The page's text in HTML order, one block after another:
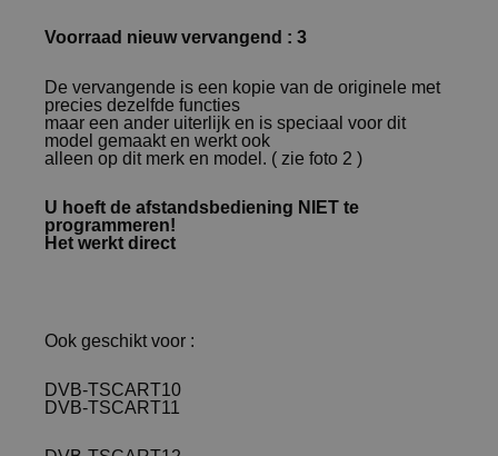
Voorraad nieuw vervangend : 3
De vervangende is een kopie van de originele met
precies dezelfde functies
maar een ander uiterlijk en is speciaal voor dit
model gemaakt en werkt ook
alleen op dit merk en model. ( zie foto 2 )
U hoeft de afstandsbediening NIET te
programmeren!
Het werkt direct
Ook geschikt voor :
DVB-TSCART10
DVB-TSCART11